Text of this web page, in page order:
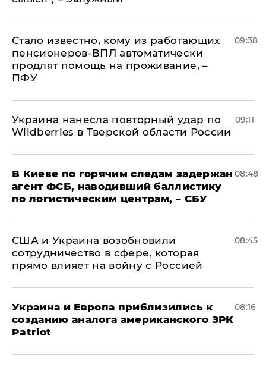
Стало известно, кому из работающих
пенсионеров-ВПЛ автоматически
продлят помощь на проживание, –
ПФУ
09:38
Украина нанесла повторный удар по
Wildberries в Тверской области России
09:11
В Киеве по горячим следам задержан
агент ФСБ, наводивший баллистику
по логистическим центрам, – СБУ
08:48
США и Украина возобновили
сотрудничество в сфере, которая
прямо влияет на войну с Россией
08:45
Украина и Европа приблизились к
созданию аналога американского ЗРК
Patriot
08:16